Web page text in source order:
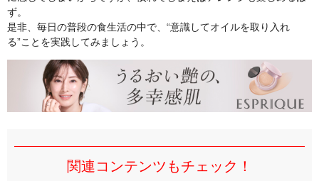
ず。
是非、毎日の普段の食生活の中で、“意識してオイルを取り入れ
る”ことを実践してみましょう。
関連コンテンツもチェック！